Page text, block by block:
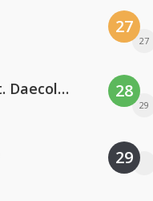
Hugel x Topic x Arash feat. Daecolm
27
27
28
29
29